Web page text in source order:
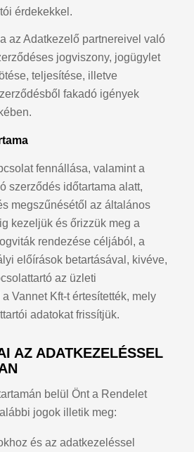
érdekekkel.
az Adatkezelő partnereivel való
jogviszony, jogügylet
teljesítése, illetve
fakadó igények
fennállása, valamint a
szerződés időtartama alatt,
megszűnésétől az általános
kezeljük és őrizzük meg a
rendezése céljából, a
előírások betartásával, kivéve,
az üzleti
Vannet Kft-t értesítették, mely
adatokat frissítjük.
AZ ADATKEZELÉSSEL
belül Önt a Rendelet
jogok illetik meg:
és az adatkezeléssel